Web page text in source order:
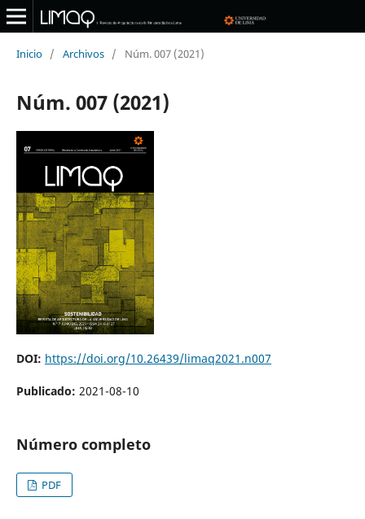
Inicio / Archivos / Núm. 007 (2021)
Núm. 007 (2021)
DOI: https://doi.org/10.26439/limaq2021.n007
Publicado: 2021-08-10
Número completo
PDF